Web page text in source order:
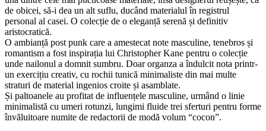
de obicei, să-i dea un alt suflu, ducând materialul în registrul
personal al casei. O colecție de o eleganță serenă și definitiv
aristocratică.
O ambianță post punk care a amestecat note masculine, tenebros și
romantism a fost inspirația lui Christopher Kane pentru o colecție
unde nailonul a domnit sumbru. Doar organza a îndulcit nota printr-
un exercițiu creativ, cu rochii tunică minimaliste din mai multe
straturi de material ingenios croite și asamblate.
Și paltoanele au profitat de influențele masculine, urmând o linie
minimalistă cu umeri rotunzi, lungimi fluide trei sferturi pentru forme
învăluitoare numite de redactorii de modă volum “cocon”.